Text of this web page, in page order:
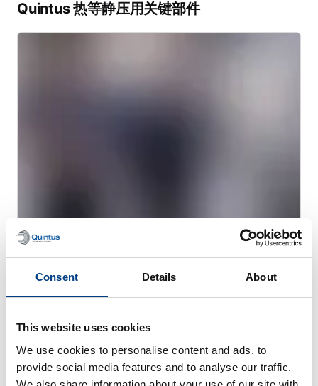
Consent Details About
This website uses cookies
We use cookies to personalise content and ads, to
provide social media features and to analyse our traffic.
Quintus 热等静压用关键部件
手册
Quintus® 热等静压印刷机的保养